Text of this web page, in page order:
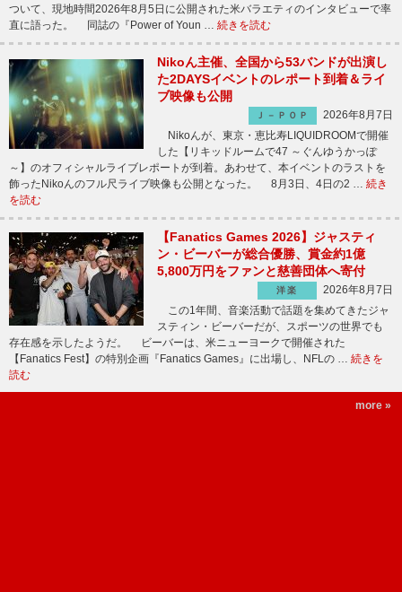
ついて、現地時間2026年8月5日に公開された米バラエティのインタビューで率
直に語った。 同誌の『Power of Youn … 続きを読む
Nikoん主催、全国から53バンドが出演し
た2DAYSイベントのレポート到着＆ライ
ブ映像も公開
Ｊ－ＰＯＰ
2026年8月7日
Nikoんが、東京・恵比寿LIQUIDROOMで開催
した【リキッドルームで47 ～ぐんゆうかっぽ
～】のオフィシャルライブレポートが到着。あわせて、本イベントのラストを
飾ったNikoんのフル尺ライブ映像も公開となった。 8月3日、4日の2 … 続き
を読む
【Fanatics Games 2026】ジャスティ
ン・ビーバーが総合優勝、賞金約1億
5,800万円をファンと慈善団体へ寄付
洋楽
2026年8月7日
この1年間、音楽活動で話題を集めてきたジャ
スティン・ビーバーだが、スポーツの世界でも
存在感を示したようだ。 ビーバーは、米ニューヨークで開催された
【Fanatics Fest】の特別企画『Fanatics Games』に出場し、NFLの … 続きを
読む
more »